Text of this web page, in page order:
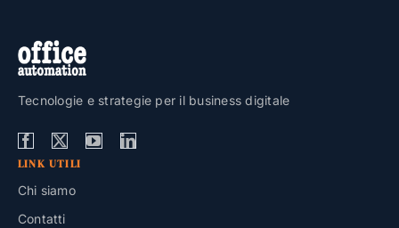
Tecnologie e strategie per il business digitale
LINK UTILI
Chi siamo
Contatti